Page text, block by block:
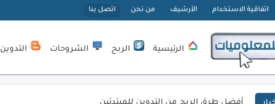
اتفاقية الاستخدام الأرشيف من نحن اتصل بنا
الرئيسية الربح الشروحات التدوين
تحميل تطبيق دمج الصور | Velura Studio